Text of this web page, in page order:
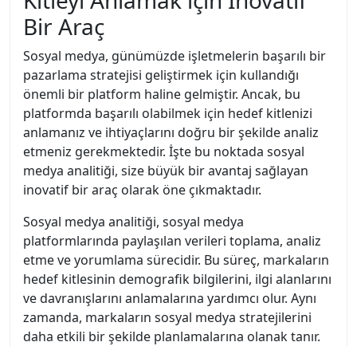
Bir Araç
Sosyal medya, günümüzde işletmelerin başarılı bir
pazarlama stratejisi geliştirmek için kullandığı
önemli bir platform haline gelmiştir. Ancak, bu
platformda başarılı olabilmek için hedef kitlenizi
anlamanız ve ihtiyaçlarını doğru bir şekilde analiz
etmeniz gerekmektedir. İşte bu noktada sosyal
medya analitiği, size büyük bir avantaj sağlayan
inovatif bir araç olarak öne çıkmaktadır.
Sosyal medya analitiği, sosyal medya
platformlarında paylaşılan verileri toplama, analiz
etme ve yorumlama sürecidir. Bu süreç, markaların
hedef kitlesinin demografik bilgilerini, ilgi alanlarını
ve davranışlarını anlamalarına yardımcı olur. Aynı
zamanda, markaların sosyal medya stratejilerini
daha etkili bir şekilde planlamalarına olanak tanır.